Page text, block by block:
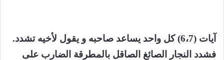
آيات (6،7) كل واحد يساعد صاحبه و يقول لأخيه تشدد.
فشدد النجار الصائغ الصاقل بالمطرقة الضارب على